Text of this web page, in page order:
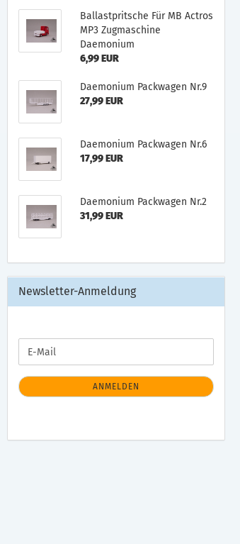
Ballastpritsche Für MB Actros
MP3 Zugmaschine
Daemonium
6,99 EUR
Daemonium Packwagen Nr.9
27,99 EUR
Daemonium Packwagen Nr.6
17,99 EUR
Daemonium Packwagen Nr.2
31,99 EUR
Newsletter-Anmeldung
ZUR
ANMELDUNG
E-
Mail
ANMELDEN